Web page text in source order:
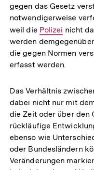
gegen das Gesetz
notwendigerweise
weil die Interner
Link:
Polizei nicht
werden
die gegen Normen
erfasst werden.
Das Verhältnis
dabei nicht nur mit
die Zeit oder über den
rückläufige
ebenso wie
oder Bundesländern
Veränderungen